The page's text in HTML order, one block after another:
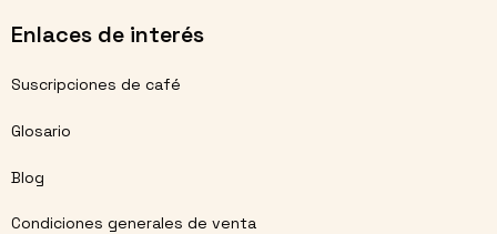
Enlaces de interés
Suscripciones de café
Glosario
Blog
Condiciones generales de venta